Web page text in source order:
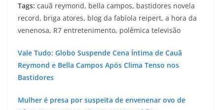
Tags: cauã reymond, bella campos, bastidores novela
record, briga atores, blog da fabíola reipert, a hora da
venenosa, R7 entretenimento, polêmica televisão
Vale Tudo: Globo Suspende Cena Íntima de Cauã
Reymond e Bella Campos Após Clima Tenso nos
Bastidores
Mulher é presa por suspeita de envenenar ovo de